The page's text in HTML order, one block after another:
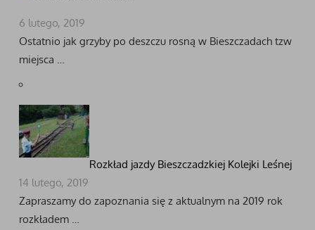
6 lutego, 2019
Ostatnio jak grzyby po deszczu rosną w Bieszczadach tzw
miejsca …
Rozkład jazdy Bieszczadzkiej Kolejki Leśnej
14 lutego, 2019
Zapraszamy do zapoznania się z aktualnym na 2019 rok
rozkładem …